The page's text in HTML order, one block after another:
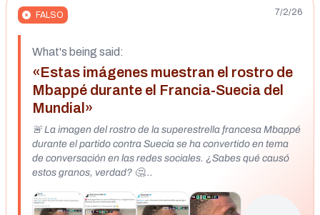
FALSO 7/2/26
What's being said:
«Estas imágenes muestran el rostro de
Mbappé durante el Francia-Suecia del
Mundial»
🚨 La imagen del rostro de la superestrella francesa Mbappé
durante el partido contra Suecia se ha convertido en tema
de conversación en las redes sociales. ¿Sabes qué causó
estos granos, verdad? 🤔
https://x.com/Apolly123_/status/2072565083331272811